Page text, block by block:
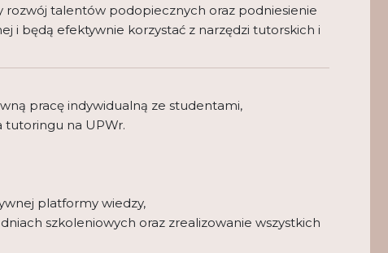
rozwój talentów podopiecznych oraz podniesienie
i będą efektywnie korzystać z narzędzi tutorskich i
pracę indywidualną ze studentami,
tutoringu na UPWr.
platformy wiedzy,
szkoleniowych oraz zrealizowanie wszystkich